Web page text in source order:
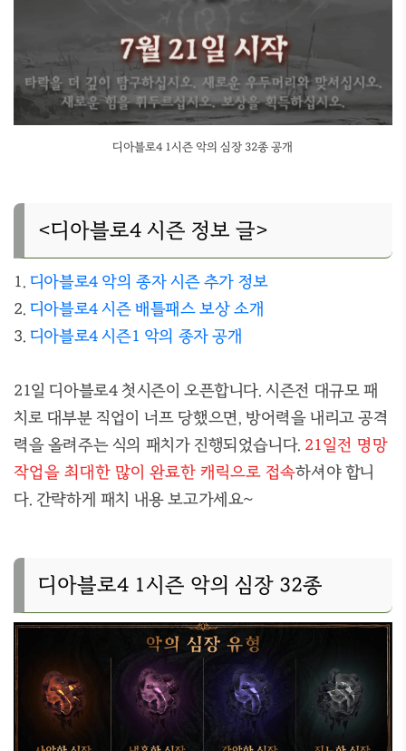
디아블로4 1시즌 악의 심장 32종 공개
<디아블로4 시즌 정보 글>
1. 디아블로4 악의 종자 시즌 추가 정보
2. 디아블로4 시즌 배틀패스 보상 소개
3. 디아블로4 시즌1 악의 종자 공개
21일 디아블로4 첫시즌이 오픈합니다. 시즌전 대규모 패
치로 대부분 직업이 너프 당했으면, 방어력을 내리고 공격
력을 올려주는 식의 패치가 진행되었습니다. 21일전 명망
작업을 최대한 많이 완료한 캐릭으로 접속하셔야 합니
다. 간략하게 패치 내용 보고가세요~
디아블로4 1시즌 악의 심장 32종